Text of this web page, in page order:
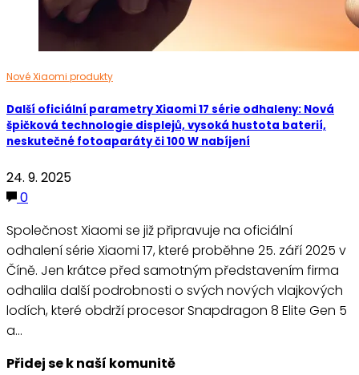
Nové Xiaomi produkty
Další oficiální parametry Xiaomi 17 série odhaleny: Nová
špičková technologie displejů, vysoká hustota baterií,
neskutečné fotoaparáty či 100 W nabíjení
24. 9. 2025
0
Společnost Xiaomi se již připravuje na oficiální
odhalení série Xiaomi 17, které proběhne 25. září 2025 v
Číně. Jen krátce před samotným představením firma
odhalila další podrobnosti o svých nových vlajkových
lodích, které obdrží procesor Snapdragon 8 Elite Gen 5
a…
Přidej se k naší komunitě